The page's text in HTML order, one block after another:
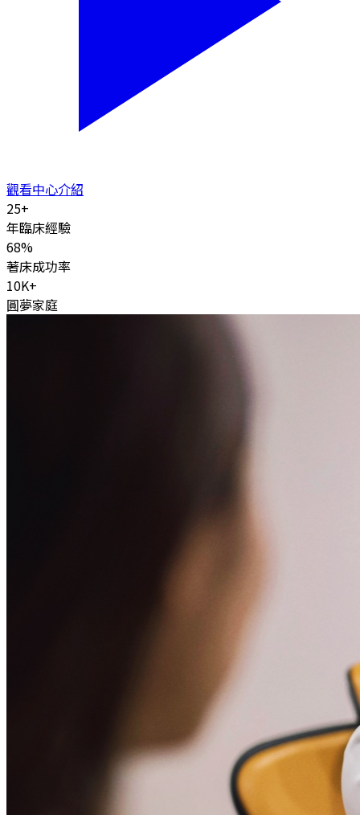
觀看中心介紹
25+
年臨床經驗
68%
著床成功率
10K+
圓夢家庭